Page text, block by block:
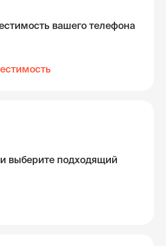
вашего телефона
выберите подходящий